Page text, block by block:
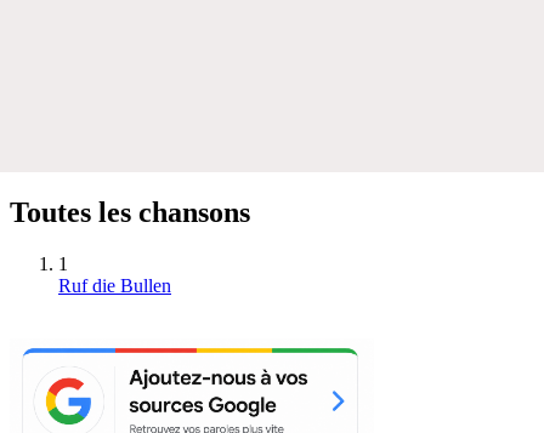
Toutes les chansons
1
Ruf die Bullen